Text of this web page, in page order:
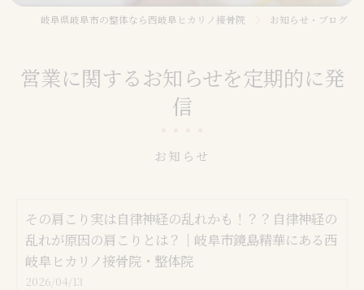
岐阜県岐阜市の整体なら西岐阜ヒカリノ接骨院 お知らせ・ブログ
営業に関するお知らせを定期的に発
信
お知らせ
その肩こり実は自律神経の乱れかも！？？自律神経の
乱れが原因の肩こりとは？｜岐阜市鏡島精華にある西
岐阜ヒカリノ接骨院・整体院
2026/04/13